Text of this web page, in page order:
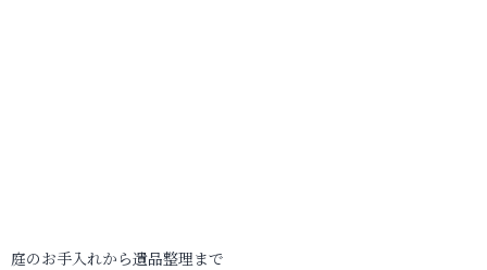
庭のお手入れから遺品整理まで